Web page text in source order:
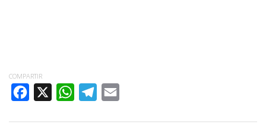
COMPARTIR
FACEBOOK
WHATSAPPTELEGRAM